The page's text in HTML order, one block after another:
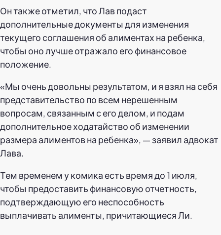
Он также отметил, что Лав подаст
дополнительные документы для изменения
текущего соглашения об алиментах на ребенка,
чтобы оно лучше отражало его финансовое
положение.
«Мы очень довольны результатом, и я взял на себя
представительство по всем нерешенным
вопросам, связанным с его делом, и подам
дополнительное ходатайство об изменении
размера алиментов на ребенка», — заявил адвокат
Лава.
Тем временем у комика есть время до 1 июля,
чтобы предоставить финансовую отчетность,
подтверждающую его неспособность
выплачивать алименты, причитающиеся Ли.